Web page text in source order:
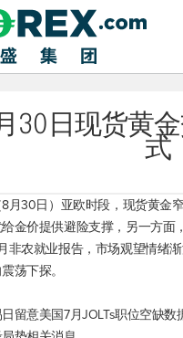
30日现货黄
式
月30日）亚欧时段， 现货黄金
金价提供避险支撑，另一方面
非农就业报告，市场观望情绪
荡下探。
留意美国7月JOLTs职位空缺